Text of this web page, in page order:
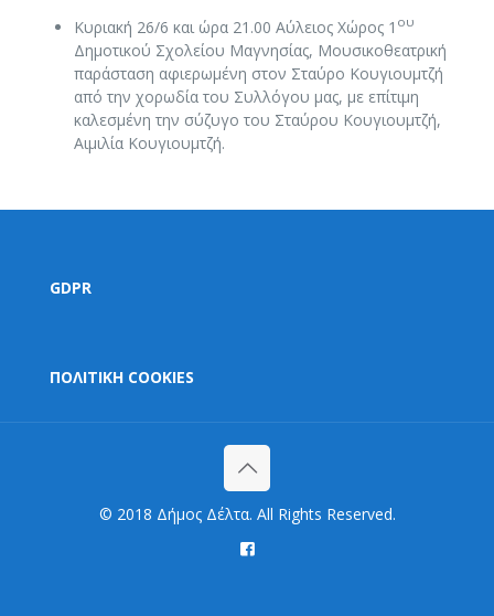
Κυριακή 26/6 και ώρα 21.00 Αύλειος Χώρος 1 ου
Δημοτικού Σχολείου Μαγνησίας, Μουσικοθεατρική
παράσταση αφιερωμένη στον Σταύρο Κουγιουμτζή
από την χορωδία του Συλλόγου μας, με επίτιμη
καλεσμένη την σύζυγο του Σταύρου Κουγιουμτζή,
Αιμιλία Κουγιουμτζή.
GDPR
ΠΟΛΙΤΙΚΗ COOKIES
© 2018 Δήμος Δέλτα. All Rights Reserved.